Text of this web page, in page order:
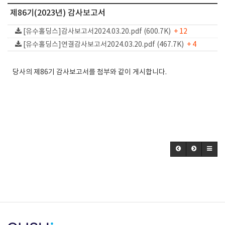
제86기(2023년) 감사보고서
[유수홀딩스]감사보고서2024.03.20.pdf (600.7K) + 12
[유수홀딩스]연결감사보고서2024.03.20.pdf (467.7K) + 4
당사의 제86기 감사보고서를 첨부와 같이 게시합니다.